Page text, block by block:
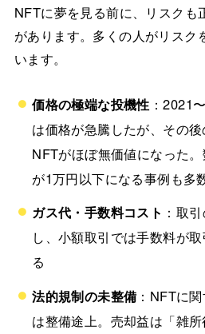
NFTに夢を見る前に、リスクも
があります。多くの人がリスク
います。
価格の極端な投機性 ：2021
は価格が急騰したが、その
NFTがほぼ無価値になった
が1万円以下になる事例も多
ガス代・手数料コスト ：取
し、小額取引では手数料が
る
法的規制の未整備 ：NFTに
は整備途上。売却益は「雑